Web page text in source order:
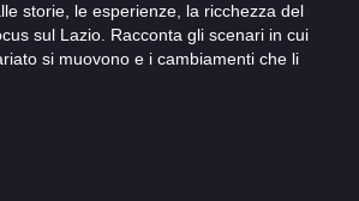
storie, le esperienze, la ricchezza del
sul Lazio. Racconta gli scenari in cui
si muovono e i cambiamenti che li